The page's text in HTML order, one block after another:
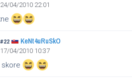
24/04/2010 22:01
#22 KeNt4uRuSkO
17/04/2010 10:37